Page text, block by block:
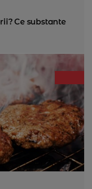
Ce substante